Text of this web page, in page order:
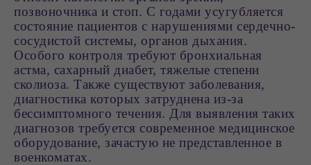
позвоночника и стоп. С годами усугубляется
состояние пациентов с нарушениями сердечно-
сосудистой системы, органов дыхания.
Особого контроля требуют бронхиальная
астма, сахарный диабет, тяжелые степени
сколиоза. Также существуют заболевания,
диагностика которых затруднена из-за
бессимптомного течения. Для выявления таких
диагнозов требуется современное медицинское
оборудование, зачастую не представленное в
военкоматах.